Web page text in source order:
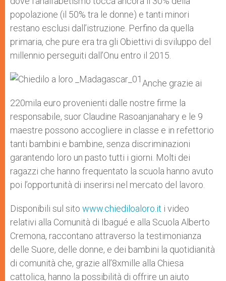
popolazione (il 50% tra le donne) e tanti minori
restano esclusi dall’istruzione. Perfino da quella
primaria, che pure era tra gli Obiettivi di sviluppo del
millennio perseguiti dall’Onu entro il 2015.
Anche grazie ai
220mila euro provenienti dalle nostre firme la
responsabile, suor Claudine Rasoanjanahary e le 9
maestre possono accogliere in classe e in refettorio
tanti bambini e bambine, senza discriminazioni
garantendo loro un pasto tutti i giorni. Molti dei
ragazzi che hanno frequentato la scuola hanno avuto
poi l’opportunità di inserirsi nel mercato del lavoro.
Disponibili sul sito www.chiediloaloro.it i video
relativi alla Comunità di Ibagué e alla Scuola Alberto
Cremona, raccontano attraverso la testimonianza
delle Suore, delle donne, e dei bambini la quotidianità
di comunità che, grazie all’8xmille alla Chiesa
cattolica, hanno la possibilità di offrire un aiuto